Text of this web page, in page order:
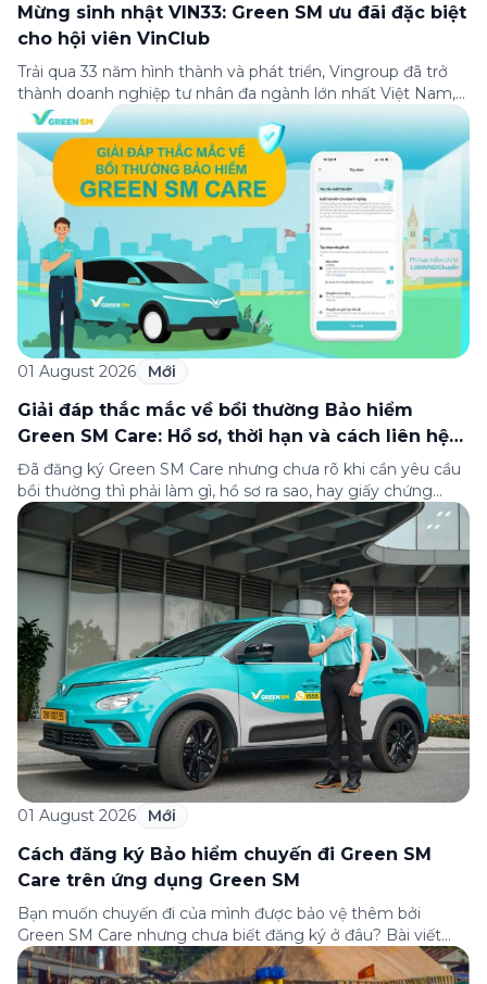
Mừng sinh nhật VIN33: Green SM ưu đãi đặc biệt
cho hội viên VinClub
Trải qua 33 năm hình thành và phát triển, Vingroup đã trở
thành doanh nghiệp tư nhân đa ngành lớn nhất Việt Nam,
lọt Top 30 doanh nghiệp lớn nhất Đông Nam Á theo bảng
xếp hạng của Tạp chí Fortune (Mỹ). Nhân kỷ niệm 33 năm
thành lập (8/8/1993 đến 8/8/2026), Green SM trân […]
01 August 2026 Mới
Giải đáp thắc mắc về bồi thường Bảo hiểm
Green SM Care: Hồ sơ, thời hạn và cách liên hệ
hỗ trợ
Đã đăng ký Green SM Care nhưng chưa rõ khi cần yêu cầu
bồi thường thì phải làm gì, hồ sơ ra sao, hay giấy chứng
nhận bảo hiểm tìm ở đâu? Bài viết này tổng hợp đầy đủ các
câu hỏi thường gặp nhất về quy trình bồi thường và hỗ trợ
của Green […]
01 August 2026 Mới
Cách đăng ký Bảo hiểm chuyến đi Green SM
Care trên ứng dụng Green SM
Bạn muốn chuyến đi của mình được bảo vệ thêm bởi
Green SM Care nhưng chưa biết đăng ký ở đâu? Bài viết
dưới đây sẽ hướng dẫn chi tiết cách tham gia (và hủy tham
gia) gói bảo hiểm này ngay trên ứng dụng Green SM, cùng